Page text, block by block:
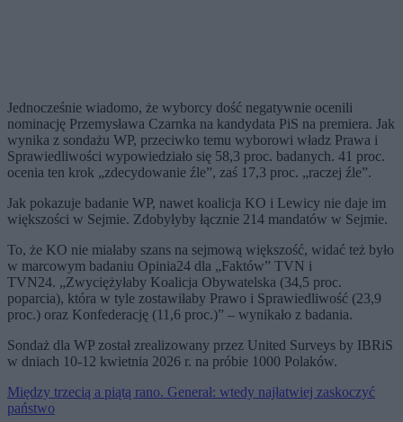
Jednocześnie wiadomo, że wyborcy dość negatywnie ocenili
nominację Przemysława Czarnka na kandydata PiS na premiera. Jak
wynika z sondażu WP, przeciwko temu wyborowi władz Prawa i
Sprawiedliwości wypowiedziało się 58,3 proc. badanych. 41 proc.
ocenia ten krok „zdecydowanie źle”, zaś 17,3 proc. „raczej źle”.
Jak pokazuje badanie WP, nawet koalicja KO i Lewicy nie daje im
większości w Sejmie. Zdobyłyby łącznie 214 mandatów w Sejmie.
To, że KO nie miałaby szans na sejmową większość, widać też było
w marcowym badaniu Opinia24 dla „Faktów” TVN i
TVN24. „Zwyciężyłaby Koalicja Obywatelska (34,5 proc.
poparcia), która w tyle zostawiłaby Prawo i Sprawiedliwość (23,9
proc.) oraz Konfederację (11,6 proc.)” – wynikało z badania.
Sondaż dla WP został zrealizowany przez United Surveys by IBRiS
w dniach 10-12 kwietnia 2026 r. na próbie 1000 Polaków.
Między trzecią a piątą rano. Generał: wtedy najłatwiej zaskoczyć
państwo